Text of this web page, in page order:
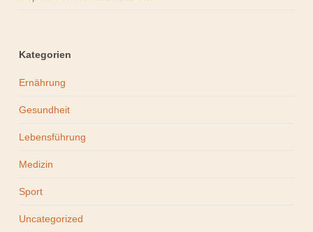
Kategorien
Ernährung
Gesundheit
Lebensführung
Medizin
Sport
Uncategorized